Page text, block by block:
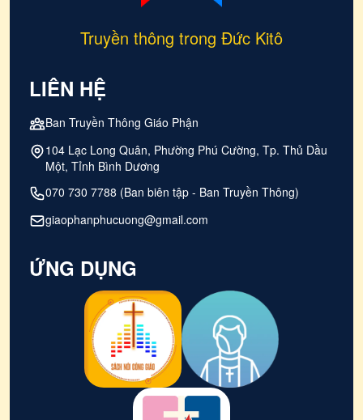
Truyền thông trong Đức Kitô
LIÊN HỆ
Ban Truyền Thông Giáo Phận
104 Lạc Long Quân, Phường Phú Cường, Tp. Thủ Dầu
Một, Tỉnh Bình Dương
070 730 7788 (Ban biên tập - Ban Truyền Thông)
giaophanphucuong@gmail.com
ỨNG DỤNG